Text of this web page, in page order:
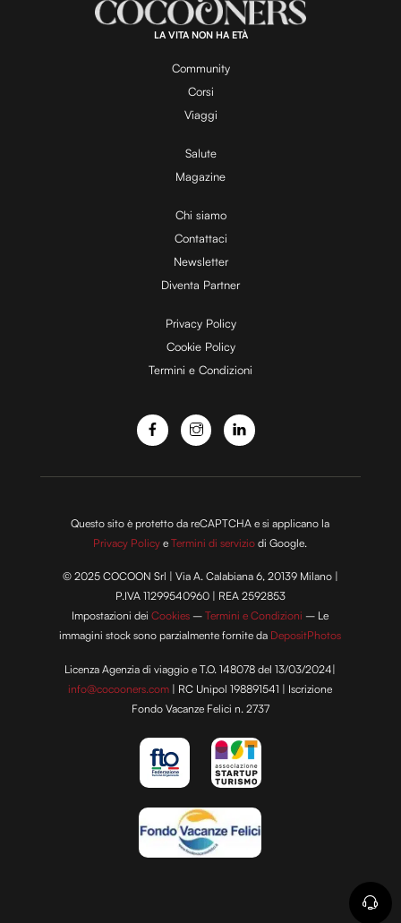
LA VITA NON HA ETÀ
Community
Corsi
Viaggi
Salute
Magazine
Chi siamo
Contattaci
Newsletter
Diventa Partner
Privacy Policy
Cookie Policy
Termini e Condizioni
Questo sito è protetto da reCAPTCHA e si applicano la
Privacy Policy eTermini di servizio di Google.
© 2025 COCOON Srl | Via A. Calabiana 6, 20139 Milano |
P.IVA 11299540960 | REA 2592853
Impostazioni deiCookies –Termini e Condizioni – Le
immagini stock sono parzialmente fornite da DepositPhotos
Licenza Agenzia di viaggio e T.O. 148078 del 13/03/2024|
info@cocooners.com | RC Unipol 198891541 | Iscrizione
Fondo Vacanze Felici n. 2737